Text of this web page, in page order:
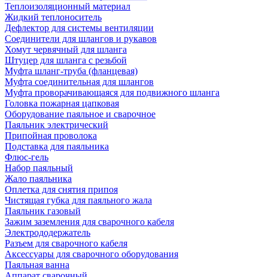
Теплоизоляционный материал
Жидкий теплоноситель
Дефлектор для системы вентиляции
Соединители для шлангов и рукавов
Хомут червячный для шланга
Штуцер для шланга с резьбой
Муфта шланг-труба (фланцевая)
Муфта соединительная для шлангов
Муфта проворачивающаяся для подвижного шланга
Головка пожарная цапковая
Оборудование паяльное и сварочное
Паяльник электрический
Припойная проволока
Подставка для паяльника
Флюс-гель
Набор паяльный
Жало паяльника
Оплетка для снятия припоя
Чистящая губка для паяльного жала
Паяльник газовый
Зажим заземления для сварочного кабеля
Электрододержатель
Разъем для сварочного кабеля
Аксессуары для сварочного оборудования
Паяльная ванна